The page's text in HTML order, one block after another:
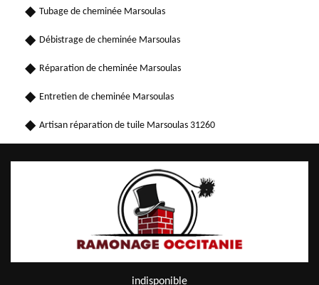
Tubage de cheminée Marsoulas
Débistrage de cheminée Marsoulas
Réparation de cheminée Marsoulas
Entretien de cheminée Marsoulas
Artisan réparation de tuile Marsoulas 31260
indisponible